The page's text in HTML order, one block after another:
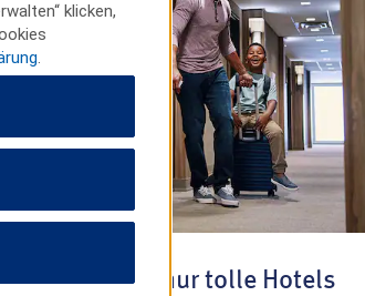
Nicht nur tolle Hotels
klicken,
.